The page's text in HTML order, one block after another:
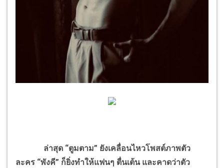
ล่าสุด “ตูมตาม” ยังเคลื่อนไหวโพสต์ภาพตัว
ละคร “พังคี” ก็ยิ่งทำให้แฟนๆ ตื่นเต้น และคาดว่าตัว